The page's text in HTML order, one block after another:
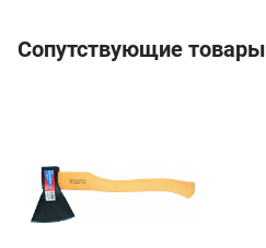
Сопутствующие товары